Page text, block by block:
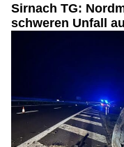
Sirnach TG:
schweren Unfall